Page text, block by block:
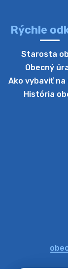
Zber
prebehne
obyvateľov,
niektorých
distribúcie
dátumoch,
4. augusta
Zber BIO
Obecný úrad
že ďalší
(pondelok).
Rýchle
Starosta
Obecný
Ako vybaviť na
História